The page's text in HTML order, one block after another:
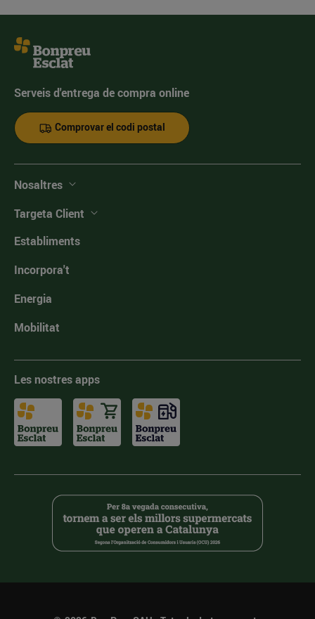
Serveis d'entrega de compra online
Comprovar el codi postal
Nosaltres
Targeta Client
Establiments
Incorpora't
Energia
Mobilitat
Les nostres apps